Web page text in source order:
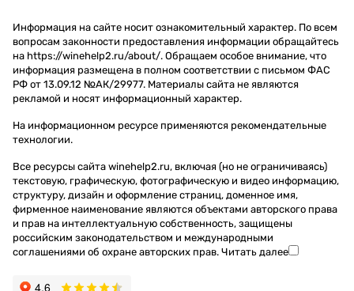
Информация на сайте носит ознакомительный характер. По всем
вопросам законности предоставления информации обращайтесь
на https://winehelp2.ru/about/. Обращаем особое внимание, что
информация размещена в полном соответствии с письмом ФАС
РФ от 13.09.12 №АК/29977. Материалы сайта не являются
рекламой и носят информационный характер.
На информационном ресурсе применяются рекомендательные
технологии.
Все ресурсы сайта winehelp2.ru, включая (но не ограничиваясь)
текстовую, графическую, фотографическую и видео информацию,
структуру, дизайн и оформление страниц, доменное имя,
фирменное наименование являются объектами авторского права
и прав на интеллектуальную собственность, защищены
российским законодательством и международными
соглашениями об охране авторских прав. Читать далее